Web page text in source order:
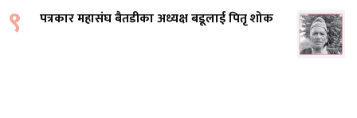
९ पत्रकार महासंघ बैतडीका अध्यक्ष बडूलाई पितृ शोक